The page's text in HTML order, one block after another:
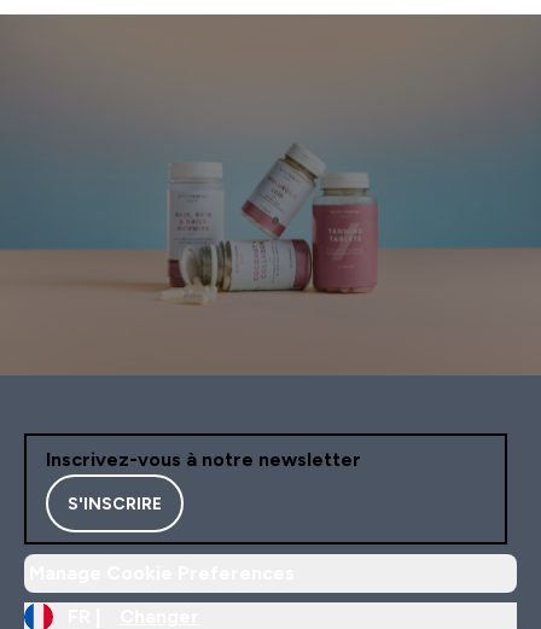
Inscrivez-vous à notre newsletter
S'INSCRIRE